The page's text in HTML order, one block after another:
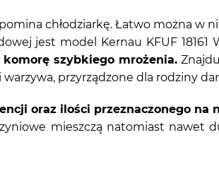
chłodziarkę. Łatwo można w
jest model Kernau KFUF 18161
komorę szybkiego mrożenia.
przyrządzone dla rodziny
oraz ilości przeznaczonego na
mieszczą natomiast nawet